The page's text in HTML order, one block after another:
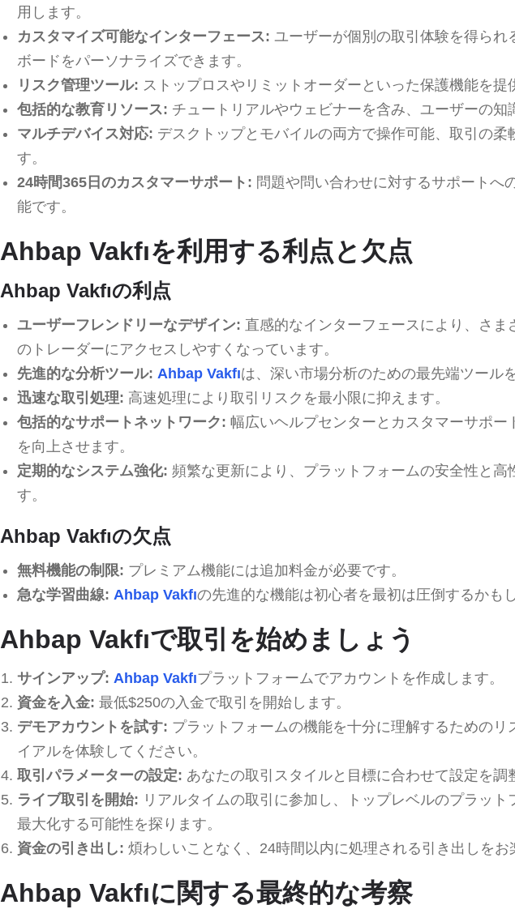
用します。
カスタマイズ可能なインターフェース: ユーザーが個別の取引体験を得られ
ボードをパーソナライズできます。
リスク管理ツール: ストップロスやリミットオーダーといった保護機能を提
包括的な教育リソース: チュートリアルやウェビナーを含み、ユーザーの知
マルチデバイス対応: デスクトップとモバイルの両方で操作可能、取引の柔
す。
24時間365日のカスタマーサポート: 問題や問い合わせに対するサポートへ
能です。
Ahbap Vakfıを利用する利点と欠点
Ahbap Vakfıの利点
ユーザーフレンドリーなデザイン: 直感的なインターフェースにより、さま
のトレーダーにアクセスしやすくなっています。
先進的な分析ツール: Ahbap Vakfıは、深い市場分析のための最先端ツール
迅速な取引処理: 高速処理により取引リスクを最小限に抑えます。
包括的なサポートネットワーク: 幅広いヘルプセンターとカスタマーサポー
を向上させます。
定期的なシステム強化: 頻繁な更新により、プラットフォームの安全性と高
す。
Ahbap Vakfıの欠点
無料機能の制限: プレミアム機能には追加料金が必要です。
急な学習曲線: Ahbap Vakfıの先進的な機能は初心者を最初は圧倒するかも
Ahbap Vakfıで取引を始めましょう
サインアップ: Ahbap Vakfıプラットフォームでアカウントを作成します。
資金を入金: 最低$250の入金で取引を開始します。
デモアカウントを試す: プラットフォームの機能を十分に理解するためのリ
イアルを体験してください。
取引パラメーターの設定: あなたの取引スタイルと目標に合わせて設定を調
ライブ取引を開始: リアルタイムの取引に参加し、トップレベルのプラット
最大化する可能性を探ります。
資金の引き出し: 煩わしいことなく、24時間以内に処理される引き出しをお
Ahbap Vakfıに関する最終的な考察